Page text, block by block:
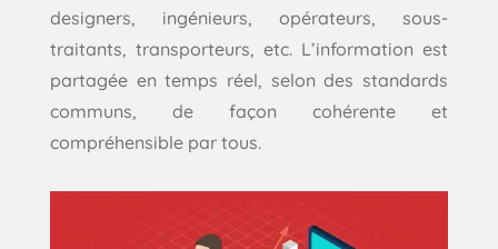
designers, ingénieurs, opérateurs, sous-
traitants, transporteurs, etc. L’information est
partagée en temps réel, selon des standards
communs, de façon cohérente et
compréhensible par tous.